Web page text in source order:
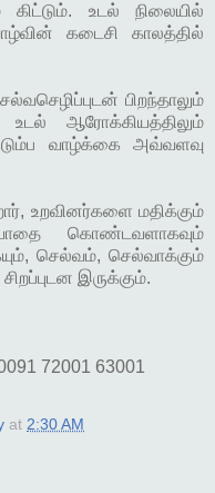
உடல் நிலையில்
கடைசி காலத்தில்
பிறந்தாலும்
ஆரோக்கியத்திலும்
வாழ்க்கை அவ்வளவு
உறவினர்களை மதிக்கும்
கொண்டவளாகவும்
செல்வம், செல்வாக்கும்
இருக்கும்.
72001 63001
at 2:30 AM